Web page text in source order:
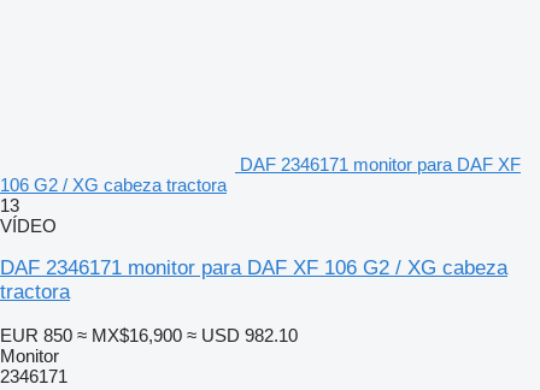
DAF 2346171 monitor para DAF XF
106 G2 / XG cabeza tractora
13
VÍDEO
DAF 2346171 monitor para DAF XF 106 G2 / XG cabeza
tractora
EUR 850 ≈ MX$16,900 ≈ USD 982.10
Monitor
2346171